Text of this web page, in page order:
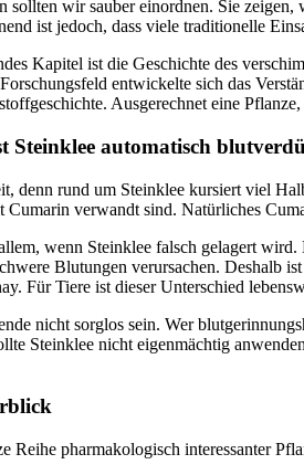
sollten wir sauber einordnen. Sie
ist jedoch, dass viele traditionelle
Kapitel ist die Geschichte des
entwickelte sich das
Ausgerechnet eine
Steinklee automatisch
denn rund um Steinklee kursiert viel
verwandt sind. Natürliches
wenn Steinklee falsch gelagert
Blutungen verursachen. Deshalb
Für Tiere ist dieser Unterschied
nicht sorglos sein. Wer
Steinklee nicht eigenmächtig
Reihe pharmakologisch interessanter